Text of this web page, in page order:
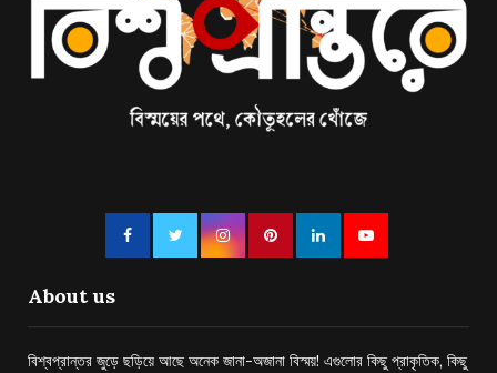
About us
বিশ্বপ্রান্তর জুড়ে ছড়িয়ে আছে অনেক জানা-অজানা বিস্ময়! এগুলোর কিছু প্রাকৃতিক, কিছু